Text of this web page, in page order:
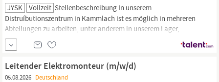
JYSK Vollzeit Stellenbeschreibung In unserem
Distruíbutionszentrum in Kammlach ist es möglich in mehreren
Abteilungen zu arbeiten, unter anderem in unserem Lager,
Verwaltung oder Technische Abteilung. Qualifikationen Wenn Du
keine offenen Stellen findest, die Deinen Wünschen entsprechen,
kannst Du uns jederzeit eine unaufgeforderte Bewerbung senden.
Wir überprüfen regelmäßig unsere...
Leitender Elektromonteur (m/w/d)
05.08.2026 Deutschland